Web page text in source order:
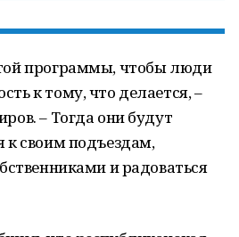
программы, чтобы люди
к тому, что делается, –
– Тогда они будут
к своим подъездам,
и радоваться